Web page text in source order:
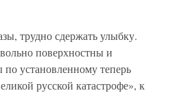
трудно сдержать улыбку.
поверхностны и
установленному теперь
русской катастрофе», к